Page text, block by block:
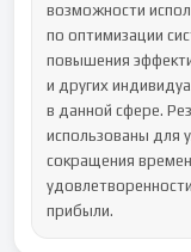
возможности
по оптимизации
повышения
и других
в данной сфере.
использованы для
сокращения
прибыли.